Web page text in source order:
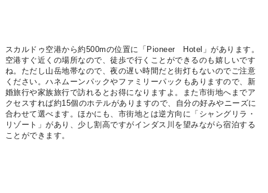
スカルドゥ空港から約500mの位置に「Pioneer Hotel」があります。
空港すぐ近くの場所なので、徒歩で行くことができるのも嬉しいです
ね。ただし山岳地帯なので、夜の遅い時間だと街灯もないのでご注意
ください。ハネムーンパックやファミリーパックもありますので、新
婚旅行や家族旅行で訪れるとお得になりますよ。また市街地へまでア
クセスすれば約15個のホテルがありますので、自分の好みやニーズに
合わせて選べます。ほかにも、市街地とは逆方向に「シャングリラ・
リゾート」があり、少し割高ですがインダス川を望みながら宿泊する
ことができます。